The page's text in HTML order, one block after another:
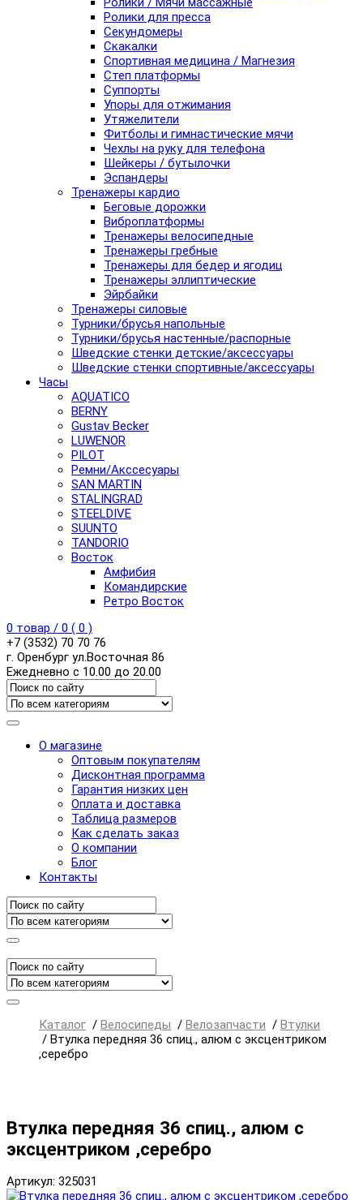
Ролики для пресса
Секундомеры
Скакалки
Спортивная медицина / Магнезия
Степ платформы
Суппорты
Упоры для отжимания
Утяжелители
Фитболы и гимнастические мячи
Чехлы на руку для телефона
Шейкеры / бутылочки
Эспандеры
Тренажеры кардио
Беговые дорожки
Виброплатформы
Тренажеры велосипедные
Тренажеры гребные
Тренажеры для бедер и ягодиц
Тренажеры эллиптические
Эйрбайки
Тренажеры силовые
Турники/брусья напольные
Турники/брусья настенные/распорные
Шведские стенки детские/аксессуары
Шведские стенки спортивные/аксессуары
Часы
AQUATICO
BERNY
Gustav Becker
LUWENOR
PILOT
Pемни/Акссесуары
SAN MARTIN
STALINGRAD
STEELDIVE
SUUNTO
TANDORIO
Восток
Амфибия
Командирские
Ретро Восток
0 товар / 0 ( 0 )
+7 (3532) 70 70 76
г. Оренбург ул.Восточная 86
Ежедневно с 10.00 до 20.00
О магазине
Оптовым покупателям
Дисконтная программа
Гарантия низких цен
Оплата и доставка
Таблица размеров
Как сделать заказ
О компании
Блог
Контакты
Каталог / Велосипеды / Велозапчасти / Втулки
/ Втулка передняя 36 спиц., алюм с эксцентриком
,серебро
Втулка передняя 36 спиц., алюм с
эксцентриком ,серебро
Артикул: 325031